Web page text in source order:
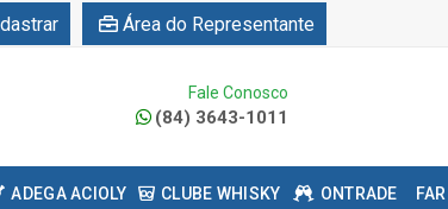
Área do Representante
Fale Conosco
(84) 3643-1011
ADEGA ACIOLY CLUBE WHISKY ONTRADE